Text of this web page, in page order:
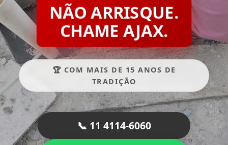
NÃO ARRISQUE.
CHAME AJAX.
🏆 COM MAIS DE 15 ANOS DE
TRADIÇÃO
📞 11 4114-6060